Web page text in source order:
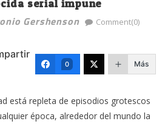
serial impune
Gershenson Comment(0)
0 Más
está repleta de episodios grotescos
época, alrededor del mundo la